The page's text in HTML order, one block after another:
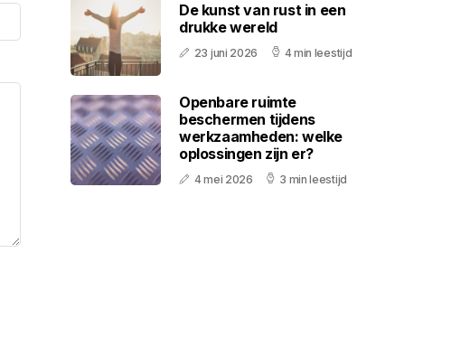
De kunst van rust in een
drukke wereld
23 juni 2026 4 min leestijd
Openbare ruimte
beschermen tijdens
werkzaamheden: welke
oplossingen zijn er?
4 mei 2026 3 min leestijd